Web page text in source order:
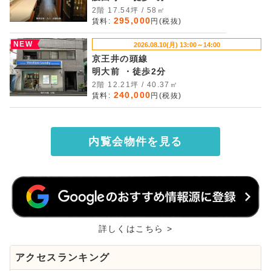
2階 17.54坪 / 58㎡
賃料: 295,000 円(税抜)
NEW 2026.08.10(月) 13:00～14:00
京王井の頭線
明大前 ・徒歩2分
2階 12.21坪 / 40.37㎡
賃料: 240,000 円(税抜)
内覧会物件を見る
詳しくはこちら >
アクセスランキング